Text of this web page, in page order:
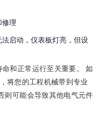
修理
启动，仪表板灯亮，但设
和正常运行至关重要。 如
将您的工程机械带到专业
则可能会导致其他电气元件